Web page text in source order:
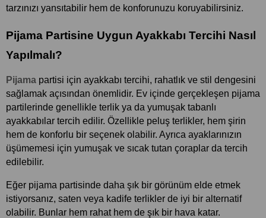
tarzınızı yansıtabilir hem de konforunuzu koruyabilirsiniz.
Pijama Partisine Uygun Ayakkabı Tercihi Nasıl
Yapılmalı?
Pijama partisi için ayakkabı tercihi, rahatlık ve stil dengesini
sağlamak açısından önemlidir. Ev içinde gerçekleşen pijama
partilerinde genellikle terlik ya da yumuşak tabanlı
ayakkabılar tercih edilir. Özellikle peluş terlikler, hem şirin
hem de konforlu bir seçenek olabilir. Ayrıca ayaklarınızın
üşümemesi için yumuşak ve sıcak tutan çoraplar da tercih
edilebilir.
Eğer pijama partisinde daha şık bir görünüm elde etmek
istiyorsanız, saten veya kadife terlikler de iyi bir alternatif
olabilir. Bunlar hem rahat hem de şık bir hava katar.